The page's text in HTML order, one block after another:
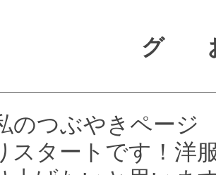
グ
のつぶやきページ
スタートです！洋